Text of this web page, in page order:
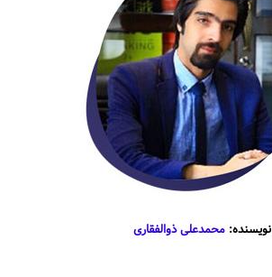
نویسنده:محمدعلی ذوالفقاری